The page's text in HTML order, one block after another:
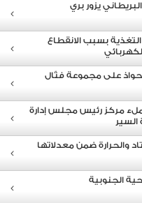
يزور بري
بسبب الانقطاع
مركز رئيس مجلس إدارة
السير
والحرارة ضمن معدلاتها
الجنوبية